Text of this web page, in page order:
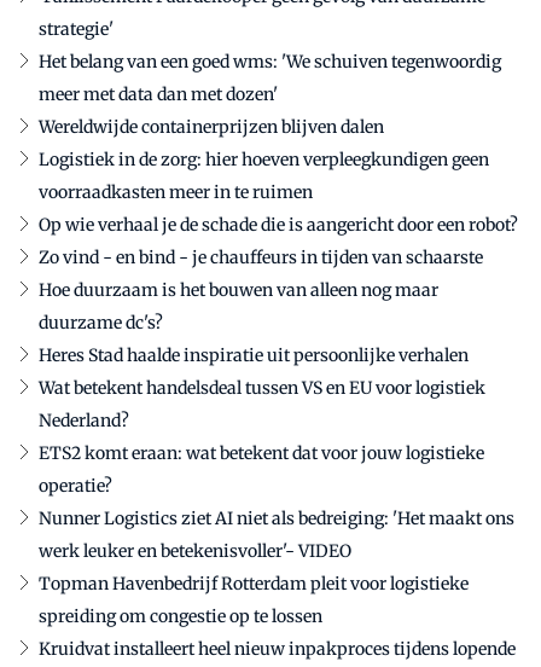
strategie'
Het belang van een goed wms: 'We schuiven tegenwoordig
meer met data dan met dozen'
Wereldwijde containerprijzen blijven dalen
Logistiek in de zorg: hier hoeven verpleegkundigen geen
voorraadkasten meer in te ruimen
Op wie verhaal je de schade die is aangericht door een robot?
Zo vind - en bind - je chauffeurs in tijden van schaarste
Hoe duurzaam is het bouwen van alleen nog maar
duurzame dc's?
Heres Stad haalde inspiratie uit persoonlijke verhalen
Wat betekent handelsdeal tussen VS en EU voor logistiek
Nederland?
ETS2 komt eraan: wat betekent dat voor jouw logistieke
operatie?
Nunner Logistics ziet AI niet als bedreiging: 'Het maakt ons
werk leuker en betekenisvoller'- VIDEO
Topman Havenbedrijf Rotterdam pleit voor logistieke
spreiding om congestie op te lossen
Kruidvat installeert heel nieuw inpakproces tijdens lopende